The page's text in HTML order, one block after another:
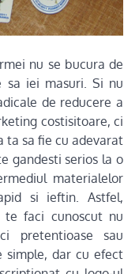
nu se bucura de
sa iei masuri. Si nu
de reducere a
costisitoare, ci
ta sa fie cu adevarat
gandesti serios la o
materialelor
si ieftin. Astfel,
faci cunoscut nu
pretentioase sau
simple, dar cu efect